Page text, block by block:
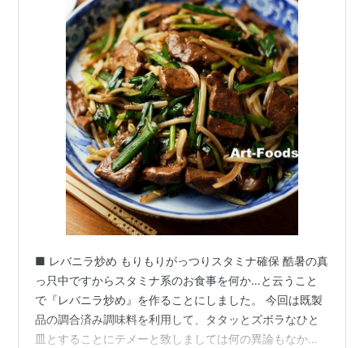
■ レバニラ炒め もりもりがっつりスタミナ確保 酷暑の真
っ只中ですからスタミナ系のお食事を何か…と云うこと
で『レバニラ炒め』を作ることにしました。 今回は既製
品の調合済み調味料を利用して、タタッとズボラなひと
皿とすることにテメーと致しましては何の異論もなかっ